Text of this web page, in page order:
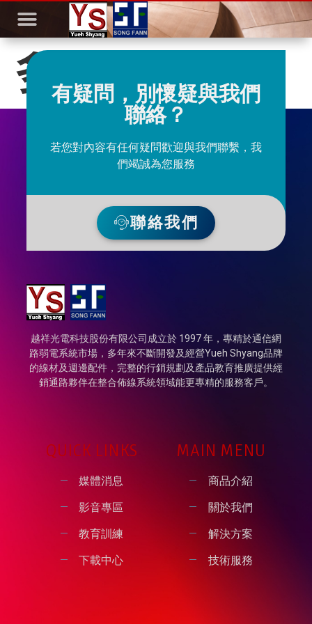
多功能放線盤
有疑問，別懷疑與我們
聯絡？
若您對內容有任何疑問歡迎與我們聯繫，我
們竭誠為您服務
聯絡我們
越祥光電科技股份有限公司成立於 1997 年，專精於通信網
路弱電系統市場，多年來不斷開發及經營Yueh Shyang品牌
的線材及週邊配件，完整的行銷規劃及產品教育推廣提供經
銷通路夥伴在整合佈線系統領域能更專精的服務客戶。
QUICK LINKS
媒體消息
影音專區
教育訓練
下載中心
MAIN MENU
商品介紹
關於我們
解決方案
技術服務